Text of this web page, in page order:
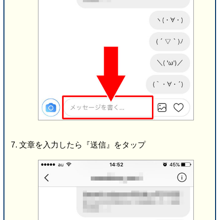
文章を入力したら『送信』をタップ